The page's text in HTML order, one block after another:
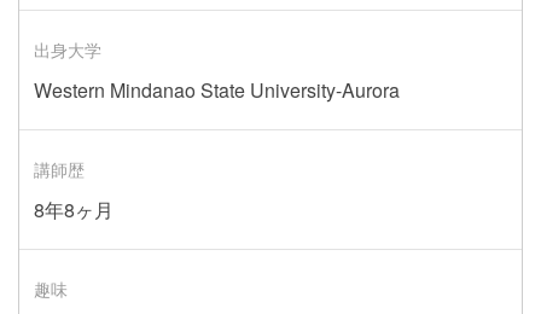
出身大学
Western Mindanao State University-Aurora
講師歴
8年8ヶ月
趣味